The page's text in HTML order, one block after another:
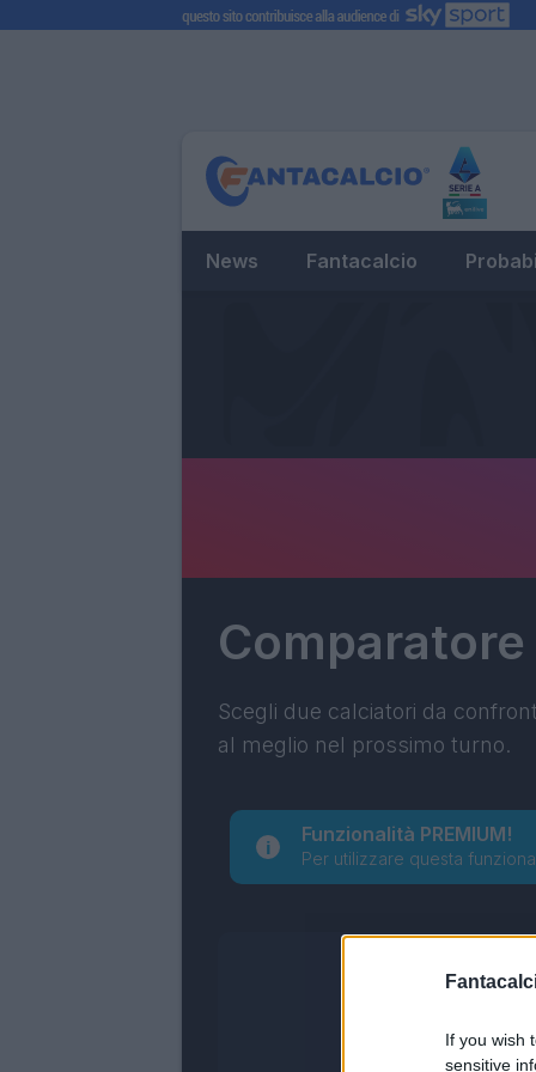
If you wish
sensitive
News Fantacalcio
Comparatore
Scegli due calciatori da
al meglio nel prossimo turno.
Funzionalità PREMIUM!
Per utilizzare questa